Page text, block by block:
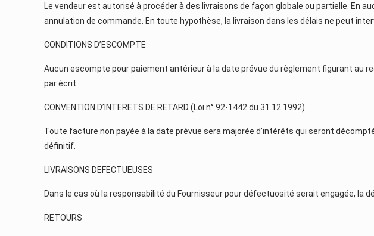
Le vendeur est autorisé à procéder à des livraisons de façon globale ou partielle. En
annulation de commande. En toute hypothèse, la livraison dans les délais ne peut
CONDITIONS D’ESCOMPTE
Aucun escompte pour paiement antérieur à la date prévue du règlement figurant au
par écrit.
CONVENTION D’INTERETS DE RETARD (Loi n° 92-1442 du 31.12.1992)
Toute facture non payée à la date prévue sera majorée d’intérêts qui seront
définitif.
LIVRAISONS DEFECTUEUSES
Dans le cas où la responsabilité du Fournisseur pour défectuosité serait engagée, la
RETOURS